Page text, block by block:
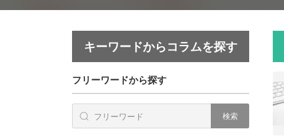
キーワードからコラムを探す
フリーワードから探す
検索